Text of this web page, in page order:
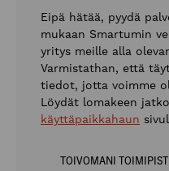
Eipä hätää, pyydä
mukaan Smartumin
yritys meille alla
Varmistathan, että
tiedot, jotta voimme
Löydät lomakeen
käyttäpaikkahaun
TOIVOMANI